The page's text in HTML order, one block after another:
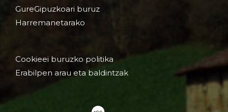
GureGipuzkoari buruz
Harremanetarako
Cookieei buruzko politika
Erabilpen arau eta baldintzak